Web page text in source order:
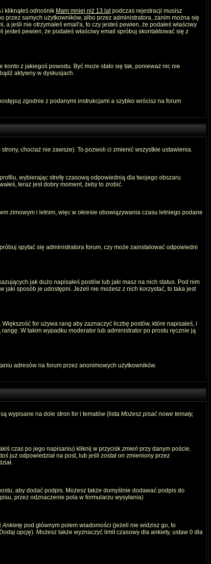
kliknąłeś odnośnik Mam mniej niż 13 latpodczas rejestracji musisz
samych użytkowników, albo przez administratora, zanim można się
jeśli nie otrzymałeś email'a, to czy jesteś pewien, że podałeś właściwy
pewien, że podałeś właściwy email spróbuj skontaktować się z
z jakiegoś powodu. Być może stało się tak, ponieważ nic nie
aktywny w dyskusjach.
zgodnie z podanymi instrukcjami a szybko wrócisz na forum
chociaż nie zawsze). To pozwoli ci zmienić wszystkie ustawienia.
wybierając strefę czasową odpowiednią dla twojego obszaru.
teraz jest dobry moment, żeby to zrobić.
zimowym i letnim, więc w okresie obowiązywania czasu letniego podane
spytać się administratora forum, czy może zainstalować odpowiedni
jak dużo napisałeś postów lub jaki masz na nich status. Pod nim
jaki sposób je udostępni. Jeżeli nie możesz z nich korzystać, to taka jest
for używa rang aby zaznaczyć liczbę postów, które napisałeś, i
W takim wypadku moderator lub administrator po prostu ręcznie ją
adresów na forum przez anonimowych użytkowników.
wypisane na dole stron for i tematów (lista Możesz pisać nowe tematy,
czas po jego napisaniu) kliknij w przycisk zmień przy danym poście.
już odpowiedział na post, lub jeśli został on zmieniony przez
aby dodać podpis. Możesz także domyślnie dodawać podpis do
przez odznaczenie pola w formularzu wysyłania)
Ankietę pod głównym polem wiadomości (jeżeli nie widzisz go, to
opcję). Możesz także wyznaczyć limit czasowy dla ankiety, ustaw 0 dla